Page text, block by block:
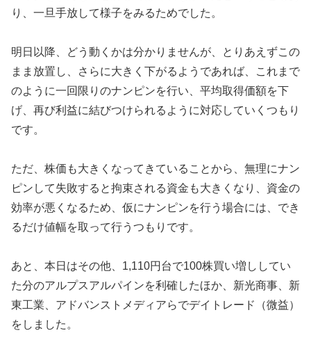
り、一旦手放して様子をみるためでした。
明日以降、どう動くかは分かりませんが、とりあえずこの
まま放置し、さらに大きく下がるようであれば、これまで
のように一回限りのナンピンを行い、平均取得価額を下
げ、再び利益に結びつけられるように対応していくつもり
です。
ただ、株価も大きくなってきていることから、無理にナン
ピンして失敗すると拘束される資金も大きくなり、資金の
効率が悪くなるため、仮にナンピンを行う場合には、でき
るだけ値幅を取って行うつもりです。
あと、本日はその他、1,110円台で100株買い増ししてい
た分のアルプスアルパインを利確したほか、新光商事、新
東工業、アドバンストメディアらでデイトレード（微益）
をしました。